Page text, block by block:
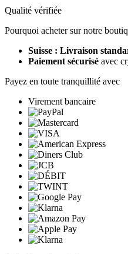
Qualité vérifiée
Pourquoi acheter sur notre
Suisse : Livraison
Paiement sécurisé avec
Payez en toute tranquillité avec
Virement bancaire